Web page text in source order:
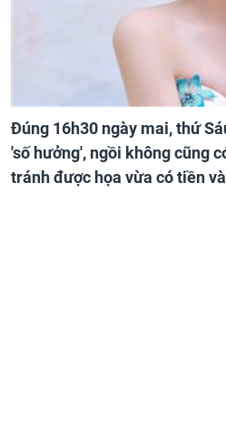
Đúng 16h30 ngày mai, thứ
'số hưởng', ngồi không cũng
tránh được họa vừa có tiền